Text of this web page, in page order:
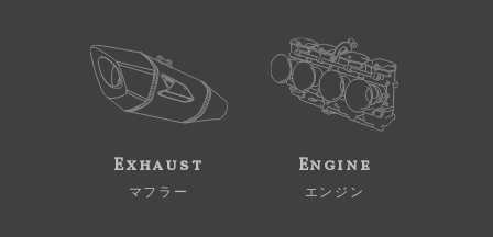
Exhaust
マフラー
Engine
エンジン